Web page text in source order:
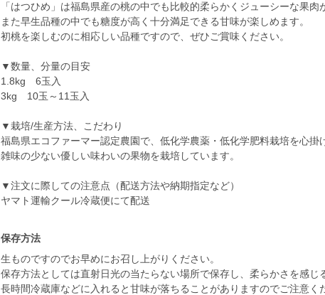
「はつひめ」は福島県産の桃の中でも比較的柔らかくジューシーな果肉
また早生品種の中でも糖度が高く十分満足できる甘味が楽しめます。
初桃を楽しむのに相応しい品種ですので、ぜひご賞味ください。
▼数量、分量の目安
1.8kg 6玉入
3kg 10玉～11玉入
▼栽培/生産方法、こだわり
福島県エコファーマー認定農園で、低化学農薬・低化学肥料栽培を心掛
雑味の少ない優しい味わいの果物を栽培しています。
▼注文に際しての注意点（配送方法や納期指定など）
ヤマト運輸クール冷蔵便にて配送
保存方法
生ものですのでお早めにお召し上がりください。
保存方法としては直射日光の当たらない場所で保存し、柔らかさを感じ
長時間冷蔵庫などに入れると甘味が落ちることがありますのでご注意く